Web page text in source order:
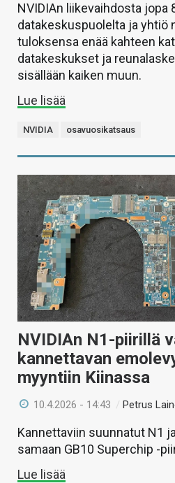
NVIDIAn liikevaihdosta jopa
datakeskuspuolelta ja yhtiö
tuloksensa enää kahteen
datakeskukset ja
sisällään kaiken muun.
Lue lisää
NVIDIA osavuosikatsaus
NVIDIAn N1-piirillä
kannettavan
myyntiin Kiinassa
10.4.2026 - 14:43 /Petrus
Kannettaviin suunnatut N1
samaan GB10 Superchip -
Lue lisää